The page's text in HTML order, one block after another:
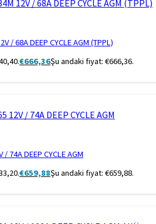
/ 68A DEEP CYCLE AGM (TPPL)
€666,36Şu andaki fiyat: €666,36.
/ 74A DEEP CYCLE AGM
€659,88Şu andaki fiyat: €659,88.